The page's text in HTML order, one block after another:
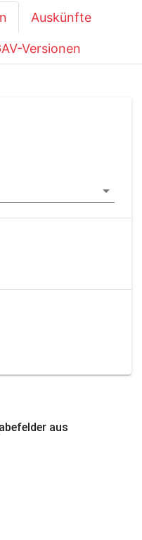
Auskünfte
Versionen
aus